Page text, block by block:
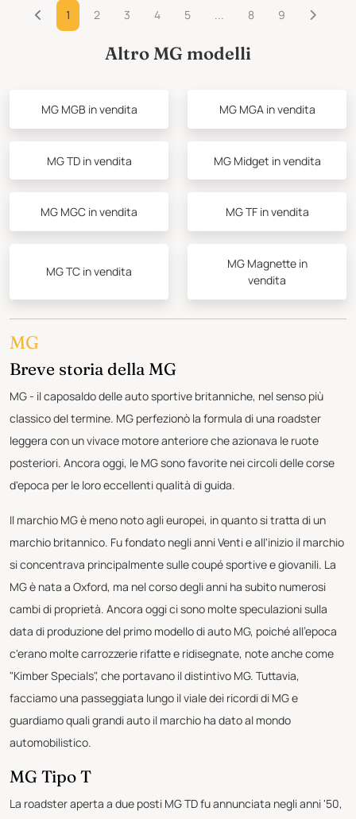
1 2 3 4 5 ... 8 9
Altro MG modelli
MG MGB in vendita MG MGA in vendita
MG TD in vendita MG Midget in vendita
MG MGC in vendita MG TF in vendita
MG TC in vendita
MG Magnette in
vendita
MG
Breve storia della MG
MG - il caposaldo delle auto sportive britanniche, nel senso più
classico del termine. MG perfezionò la formula di una roadster
leggera con un vivace motore anteriore che azionava le ruote
posteriori. Ancora oggi, le MG sono favorite nei circoli delle corse
d'epoca per le loro eccellenti qualità di guida.
Il marchio MG è meno noto agli europei, in quanto si tratta di un
marchio britannico. Fu fondato negli anni Venti e all'inizio il marchio
si concentrava principalmente sulle coupé sportive e giovanili. La
MG è nata a Oxford, ma nel corso degli anni ha subito numerosi
cambi di proprietà. Ancora oggi ci sono molte speculazioni sulla
data di produzione del primo modello di auto MG, poiché all'epoca
c'erano molte carrozzerie rifatte e ridisegnate, note anche come
"Kimber Specials", che portavano il distintivo MG. Tuttavia,
facciamo una passeggiata lungo il viale dei ricordi di MG e
guardiamo quali grandi auto il marchio ha dato al mondo
automobilistico.
MG Tipo T
La roadster aperta a due posti MG TD fu annunciata negli anni '50,